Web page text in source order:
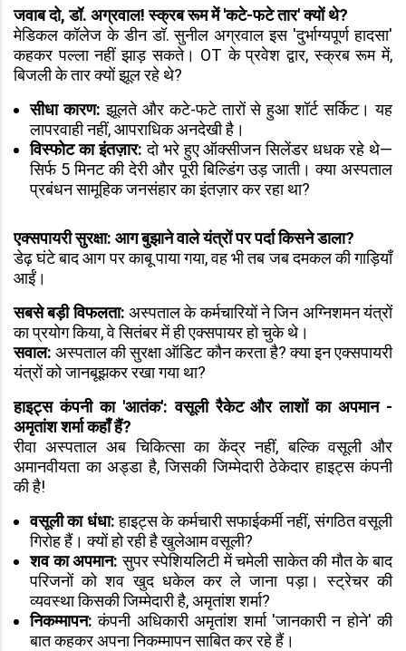
जवाब दो, डॉ. अग्रवाल! स्क्रब रूम में 'कटे-फटे तार' क्यों थे?
मेडिकल कॉलेज के डीन डॉ. सुनील अग्रवाल इस 'दुर्भाग्यपूर्ण हादसा'
कहकर पल्ला नहीं झाड़ सकते। OT के प्रवेश द्वार, स्क्रब रूम में,
बिजली के तार क्यों झूल रहे थे?
सीधा कारण: झूलते और कटे-फटे तारों से हुआ शॉर्ट सर्किट। यह
लापरवाही नहीं, आपराधिक अनदेखी है।
विस्फोट का इंतज़ार: दो भरे हुए ऑक्सीजन सिलेंडर धधक रहे थे—
सिर्फ 5 मिनट की देरी और पूरी बिल्डिंग उड़ जाती। क्या अस्पताल
प्रबंधन सामूहिक जनसंहार का इंतज़ार कर रहा था?
एक्सपायरी सुरक्षा: आग बुझाने वाले यंत्रों पर पर्दा किसने डाला?
डेढ़ घंटे बाद आग पर काबू पाया गया, वह भी तब जब दमकल की गाड़ियाँ
आईं।
सबसे बड़ी विफलता: अस्पताल के कर्मचारियों ने जिन अग्निशमन यंत्रों
का प्रयोग किया, वे सितंबर में ही एक्सपायर हो चुके थे।
सवाल:अस्पताल की सुरक्षा ऑडिट कौन करता है? क्या इन एक्सपायरी
यंत्रों को जानबूझकर रखा गया था?
हाइट्स कंपनी का 'आतंक': वसूली रैकेट और लाशों का अपमान -
अमृतांश शर्मा कहाँ हैं?
रीवा अस्पताल अब चिकित्सा का केंद्र नहीं, बल्कि वसूली और
अमानवीयता का अड्डा है, जिसकी जिम्मेदारी ठेकेदार हाइट्स कंपनी
की है!
वसूली का धंधा:हाइट्स के कर्मचारी सफाईकर्मी नहीं, संगठित वसूली
गिरोह हैं। क्यों हो रही है खुलेआम वसूली?
शव का अपमान: सुपर स्पेशियलिटी में चमेली साकेत की मौत के बाद
परिजनों को शव खुद धकेल कर ले जाना पड़ा। स्ट्रेचर की
व्यवस्था किसकी जिम्मेदारी है, अमृतांश शर्मा?
निकम्मापन: कंपनी अधिकारी अमृतांश शर्मा 'जानकारी न होने' की
बात कहकर अपना निकम्मापन साबित कर रहे हैं।